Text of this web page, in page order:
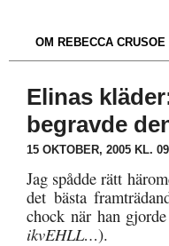
OM REBECCA CRUSOE
Elinas
begravde
15 OKTOBER, 2005 KL.
Jag spådde rätt
det bästa
chock när han
ikvEHLL…).